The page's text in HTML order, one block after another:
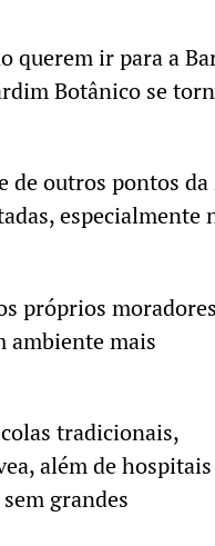
querem ir para a
Botânico se
de outros pontos da
especialmente
próprios
ambiente mais
tradicionais,
além de
grandes